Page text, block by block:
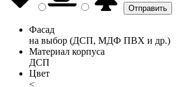
Фасад
на выбор (ДСП, МДФ ПВХ и др.)
Материал корпуса
ДСП
Цвет
<